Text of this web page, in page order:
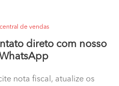
de vendas
direto com nosso
nota fiscal, atualize os